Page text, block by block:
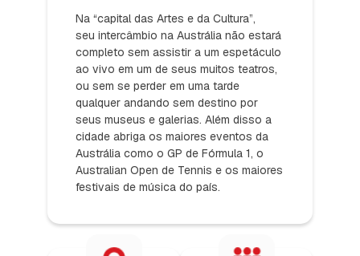
Na “capital das Artes e da Cultura”,
seu intercâmbio na Austrália não estará
completo sem assistir a um espetáculo
ao vivo em um de seus muitos teatros,
ou sem se perder em uma tarde
qualquer andando sem destino por
seus museus e galerias. Além disso a
cidade abriga os maiores eventos da
Austrália como o GP de Fórmula 1, o
Australian Open de Tennis e os maiores
festivais de música do país.